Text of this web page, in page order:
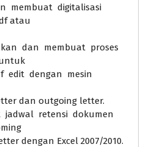
membuat digitalisasi
atau
dan membuat proses
edit dengan mesin
dan outgoing letter.
jadwal retensi dokumen
dengan Excel 2007/2010.